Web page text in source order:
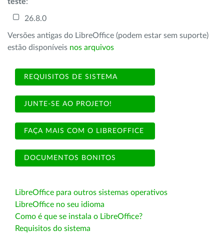
26.8.0
Versões antigas do LibreOffice (podem estar sem suporte)
estão disponíveis nos arquivos
REQUISITOS DE SISTEMA
JUNTE-SE AO PROJETO!
FAÇA MAIS COM O LIBREOFFICE
DOCUMENTOS BONITOS
LibreOffice para outros sistemas operativos
LibreOffice no seu idioma
Como é que se instala o LibreOffice?
Requisitos do sistema